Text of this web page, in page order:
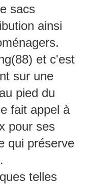
sacs
ainsi
et c'est
sur une
pied du
fait appel à
pour ses
qui préserve
telles